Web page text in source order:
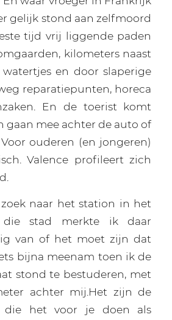
gelijk stond aan zelfmoord
tijd vrij liggende paden
kilometers naast
en door slaperige
reparatiepunten, horeca
En de toerist komt
gaan mee achter de auto of
ouderen (en jongeren)
Valence profileert zich
naar het station in het
stad merkte ik daar
van of het moet zijn dat
bijna meenam toen ik de
stond te bestuderen, met
achter mij.Het zijn de
die het voor je doen als